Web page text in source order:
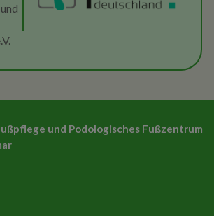
und Podologisches Fußzentrum